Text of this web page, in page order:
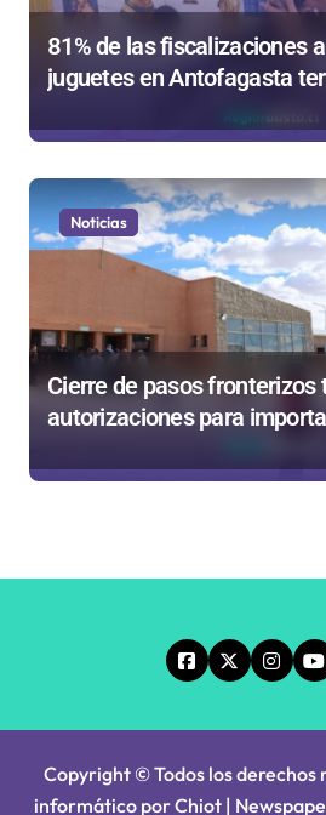
81% de las fiscalizaciones a
juguetes en Antofagasta
en sumarios sanitarios
Noticias
Cierre de pasos fronterizos
autorizaciones para
Copyright © Todos los derechos
informático por Chiot |